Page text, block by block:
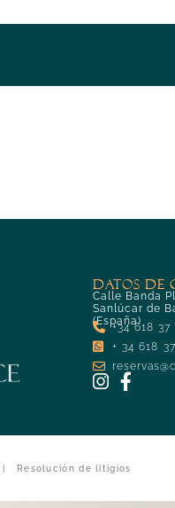
DATOS DE
Calle Banda
Sanlúcar de
(España)
+34 618
+ 34 618
Resolución de litigios